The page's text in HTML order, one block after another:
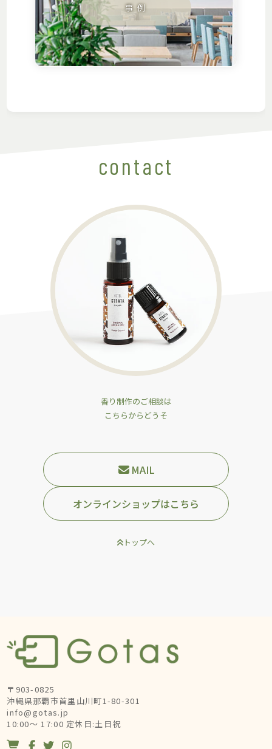
contact
香り制作のご相談は
こちらからどうそ
MAIL
オンラインショップはこちら
トップへ
〒903-0825
沖縄県那覇市首里山川町1-80-301
info@gotas.jp
10:00～ 17:00 定休日:土日祝
   